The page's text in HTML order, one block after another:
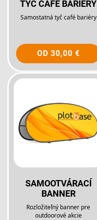
TYČ CAFÉ BARIÉRY
Samostatná tyč café bariéry
OD 30,00 €
SAMOOTVÁRACÍ
BANNER
Rozložiteľný banner pre
outdoorové akcie